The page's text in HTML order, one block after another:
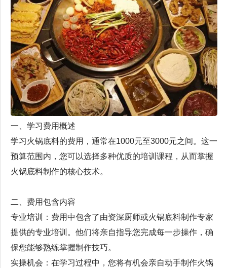
一、学习费用概述
学习火锅底料的费用，通常在1000元至3000元之间。这一
预算范围内，您可以选择多种优质的培训课程，从而掌握
火锅底料制作的核心技术。
二、费用包含内容
专业培训：费用中包含了由资深厨师或火锅底料制作专家
提供的专业培训。他们将亲自指导您完成每一步操作，确
保您能够熟练掌握制作技巧。
实操机会：在学习过程中，您将有机会亲自动手制作火锅